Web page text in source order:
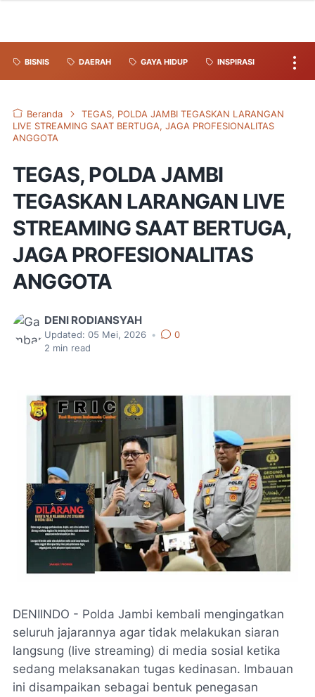
BISNIS DAERAH GAYA HIDUP INSPIRASI
Beranda
TEGAS, POLDA JAMBI TEGASKAN LARANGAN
LIVE STREAMING SAAT BERTUGA, JAGA PROFESIONALITAS
ANGGOTA
TEGAS, POLDA JAMBI
TEGASKAN LARANGAN LIVE
STREAMING SAAT BERTUGA,
JAGA PROFESIONALITAS
ANGGOTA
DENI RODIANSYAH
Updated: 05 Mei, 2026 •
0
2 min read
DENIINDO - Polda Jambi kembali mengingatkan
seluruh jajarannya agar tidak melakukan siaran
langsung (live streaming) di media sosial ketika
sedang melaksanakan tugas kedinasan. Imbauan
ini disampaikan sebagai bentuk penegasan